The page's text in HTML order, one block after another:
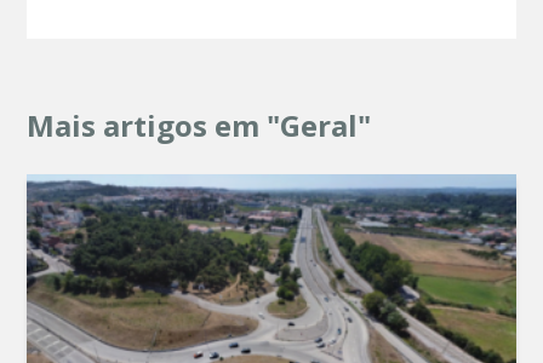
Mais artigos em "Geral"